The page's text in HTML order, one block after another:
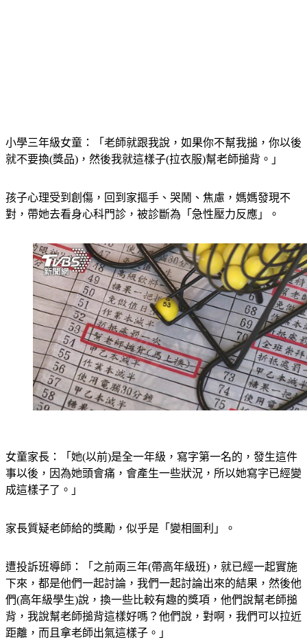
小學三年級女童：「老師就跟我說，如果你不幫我搥，你以後
就不要換(獎品)，然後我就這樣子(拉衣服)幫老師搥背。」
孩子心理受到創傷，回到家摳手、哭鬧、焦慮，媽媽發現不
對，帶她去看身心科門診，被診斷為「急性壓力反應」。
女童家長：「她(以前)是全一年級，寫字第一名的，發生這件
事以後，因為她頭會痛，會產生一些狀況，所以她寫字已經變
成這樣子了。」
家長質疑老師給的獎勵，似乎是「變相圖利」。
遭投訴班導師：「之前兩三年(帶高年級班)，就已經一起實施
下來，都是他們一起討論，我們一起討論出來的結果，然後他
們(高年級學生)說，換一些比較有趣的獎項，他們說幫老師搥
背，我說幫老師搥背這樣好嗎？他們說，對啊，我們可以拉近
距離，而且拿老師出氣這樣子。」